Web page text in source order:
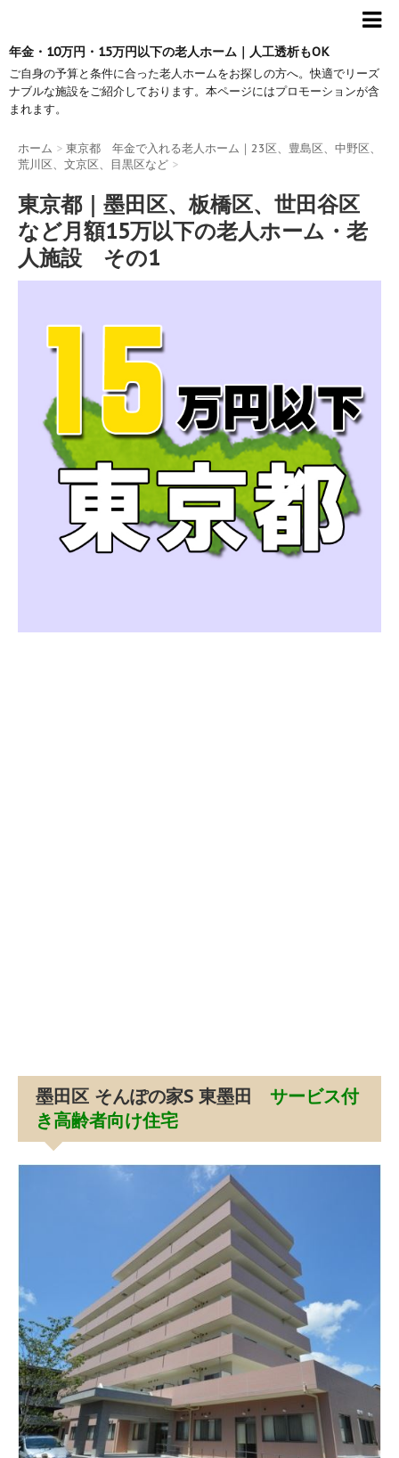
年金・10万円・15万円以下の老人ホーム｜人工透析もOK
ご自身の予算と条件に合った老人ホームをお探しの方へ。快適でリーズ
ナブルな施設をご紹介しております。本ページにはプロモーションが含
まれます。
ホーム > 東京都 年金で入れる老人ホーム｜23区、豊島区、中野区、
荒川区、文京区、目黒区など >
東京都｜墨田区、板橋区、世田谷区
など月額15万以下の老人ホーム・老
人施設 その1
墨田区 そんぽの家S 東墨田 サービス付
き高齢者向け住宅